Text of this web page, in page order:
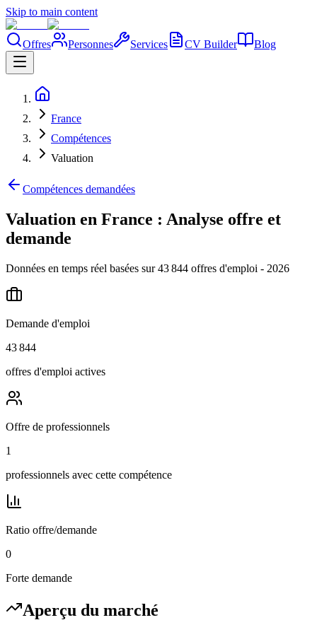
Skip to main content
Offres Personnes Services CV Builder Blog
France
Compétences
Valuation
Compétences demandées
Valuation en France : Analyse offre et
demande
Données en temps réel basées sur 43 844 offres d'emploi - 2026
Demande d'emploi
43 844
offres d'emploi actives
Offre de professionnels
1
professionnels avec cette compétence
Ratio offre/demande
0
Forte demande
Aperçu du marché